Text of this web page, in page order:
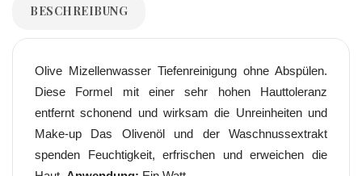
BESCHREIBUNG
Olive Mizellenwasser Tiefenreinigung ohne Abspülen.
Diese Formel mit einer sehr hohen Hauttoleranz
entfernt schonend und wirksam die Unreinheiten und
Make-up Das Olivenöl und der Waschnussextrakt
spenden Feuchtigkeit, erfrischen und erweichen die